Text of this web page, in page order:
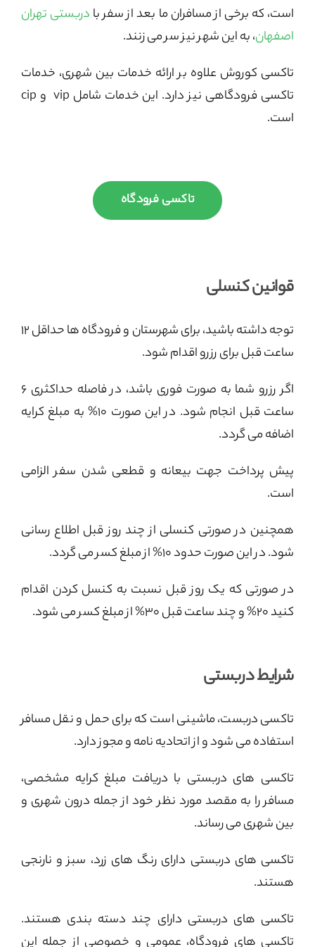
است، که برخی از مسافران ما بعد از سفر با دربستی تهران
اصفهان، به این شهر نیز سر می زنند.
تاکسی کوروش علاوه بر ارائه خدمات بین شهری، خدمات
تاکسی فرودگاهی نیز دارد. این خدمات شامل vip و cip
است.
تاکسی فرودگاه
قوانین کنسلی
توجه داشته باشید، برای شهرستان و فرودگاه ها حداقل ۱۲
ساعت قبل برای رزرو اقدام شود.
اگر رزرو شما به صورت فوری باشد، در فاصله حداکثری ۶
ساعت قبل انجام شود. در این صورت ۱۰% به مبلغ کرایه
اضافه می گردد.
پیش پرداخت جهت بیعانه و قطعی شدن سفر الزامی
است.
همچنین در صورتی کنسلی از چند روز قبل اطلاع رسانی
شود. در این صورت حدود 10% از مبلغ کسر می گردد.
در صورتی که یک روز قبل نسبت به کنسل کردن اقدام
کنید 20% و چند ساعت قبل 30% از مبلغ کسر می شود.
شرایط دربستی
تاکسی دربست، ماشینی است که برای حمل و نقل مسافر
استفاده می شود و از اتحادیه نامه و مجوز دارد.
تاکسی های دربستی با دریافت مبلغ کرایه مشخصی،
مسافر را به مقصد مورد نظر خود از جمله درون شهری و
بین شهری می رساند.
تاکسی های دربستی دارای رنگ های زرد، سبز و نارنجی
هستند.
تاکسی های دربستی دارای چند دسته بندی هستند.
تاکسی های فرودگاه، عمومی و خصوصی از جمله این